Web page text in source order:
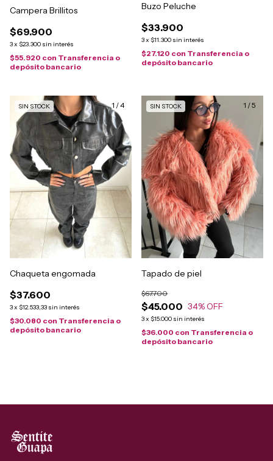
Campera Brillitos
$69.900
3x $23.300 sin interés
$55.920 con Transferencia o
depósito bancario
Buzo Peluche
$33.900
3x $11.300 sin interés
$27.120 con Transferencia o
depósito bancario
1 /4
SIN STOCK
Chaqueta engomada
$37.600
3x $12.533,33 sin interés
$30.080 con Transferencia o
depósito bancario
1 /5
SIN STOCK
Tapado de piel
$45.000
$67.700
34% OFF
3x $15.000 sin interés
$36.000 con Transferencia o
depósito bancario